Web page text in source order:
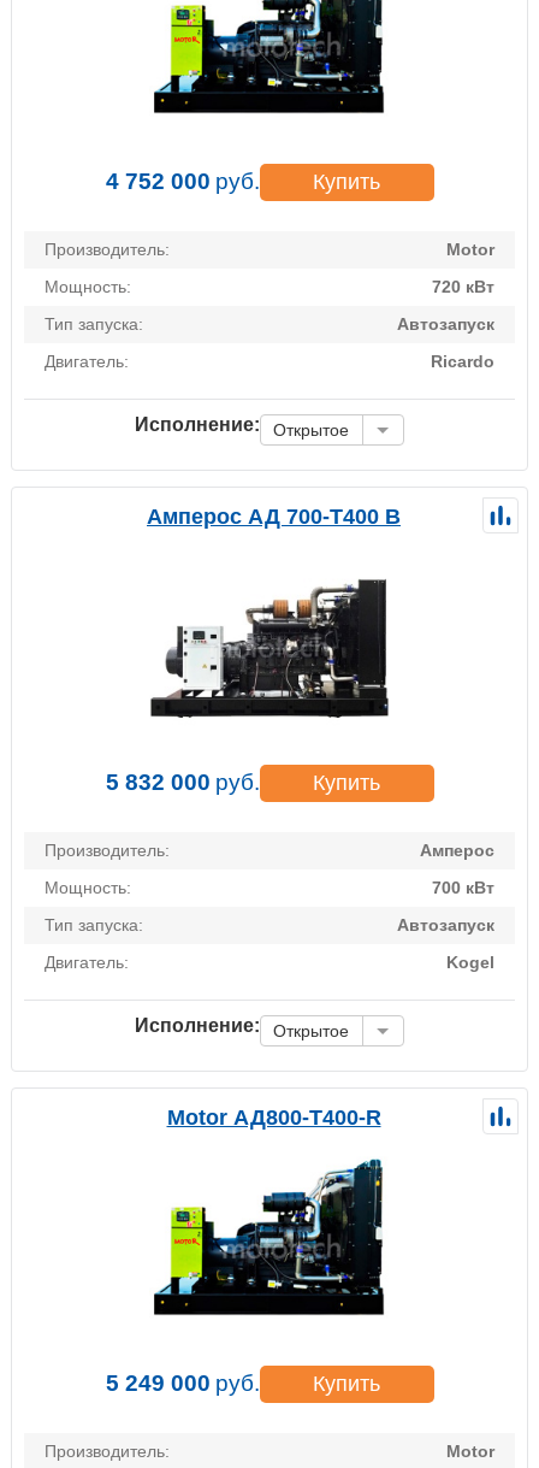
4 752 000 руб. Купить
Производитель:
Motor
Мощность:
720 кВт
Тип запуска:
Автозапуск
Двигатель:
Ricardo
Исполнение: Открытое
Амперос АД 700-Т400 B
5 832 000 руб. Купить
Производитель:
Амперос
Мощность:
700 кВт
Тип запуска:
Автозапуск
Двигатель:
Kogel
Исполнение: Открытое
Motor АД800-Т400-R
5 249 000 руб. Купить
Производитель: Motor